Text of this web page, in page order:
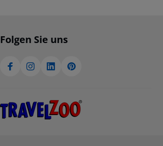
Folgen Sie uns